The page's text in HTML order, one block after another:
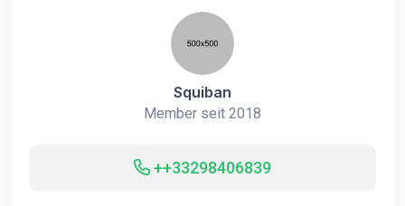
Squiban
Member seit 2018
++33298406839